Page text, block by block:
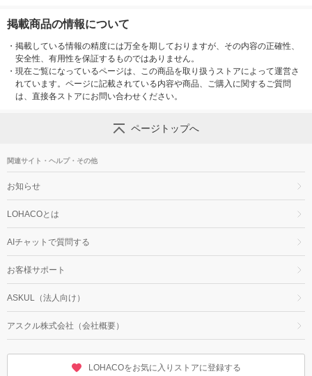
掲載商品の情報について
・ 掲載している情報の精度には万全を期しておりますが、その内容の正確性、
安全性、有用性を保証するものではありません。
・ 現在ご覧になっているページは、この商品を取り扱うストアによって運営さ
れています。ページに記載されている内容や商品、ご購入に関するご質問
は、直接各ストアにお問い合わせください。
ページトップへ
関連サイト・ヘルプ・その他
お知らせ
LOHACOとは
AIチャットで質問する
お客様サポート
ASKUL（法人向け）
アスクル株式会社（会社概要）
LOHACOをお気に入りストアに登録する